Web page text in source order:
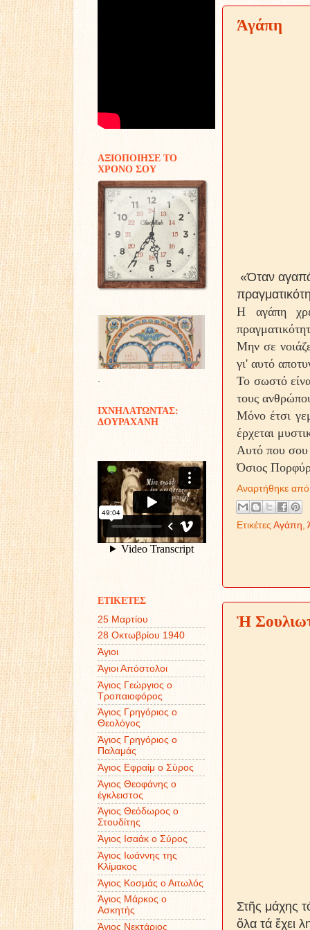
Άγάπη
«Όταν
Η αγάπη
Μην σε
γι' αυτό
Το σωστό
τους
Μόνο έτσι
έρχεται
Αυτό που σου
Όσιος
Αναρτήθηκε από
Ετικέτες Αγάπη,
Ἡ
Στῆς μάχης
ὅλα τά ἔχει
ΑΞΙΟΠΟΙΗΣΕ ΤΟ
ΧΡΟΝΟ ΣΟΥ
.
ΙΧΝΗΛΑΤΩΝΤΑΣ:
ΔΟΥΡΑΧΑΝΗ
ΕΤΙΚΕΤΕΣ
25 Μαρτίου
28 Οκτωβρίου 1940
Άγιοι
Άγιοι Απόστολοι
Άγιος Γεώργιος ο
Τροπαιοφόρος
Άγιος Γρηγόριος ο
Θεολόγος
Άγιος Γρηγόριος ο
Παλαμάς
Άγιος Εφραίμ ο Σύρος
Άγιος Θεοφάνης ο
έγκλειστος
Άγιος Θεόδωρος ο
Στουδίτης
Άγιος Ισαάκ ο Σύρος
Άγιος Ιωάννης της
Κλίμακος
Άγιος Κοσμάς ο Αιτωλός
Άγιος Μάρκος ο
Ασκητής
Άγιος Νεκτάριος